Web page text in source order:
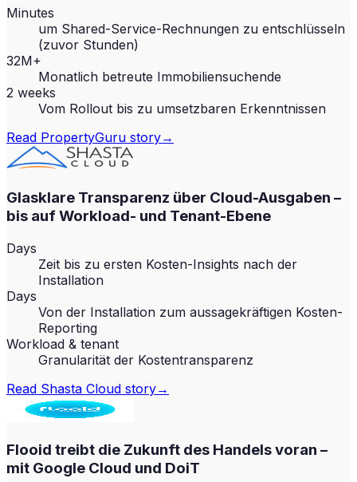
Minutes
um Shared-Service-Rechnungen zu entschlüsseln
(zuvor Stunden)
32M+
Monatlich betreute Immobiliensuchende
2 weeks
Vom Rollout bis zu umsetzbaren Erkenntnissen
Read PropertyGuru story→
Glasklare Transparenz über Cloud-Ausgaben –
bis auf Workload- und Tenant-Ebene
Days
Zeit bis zu ersten Kosten-Insights nach der
Installation
Days
Von der Installation zum aussagekräftigen Kosten-
Reporting
Workload & tenant
Granularität der Kostentransparenz
Read Shasta Cloud story→
Flooid treibt die Zukunft des Handels voran –
mit Google Cloud und DoiT